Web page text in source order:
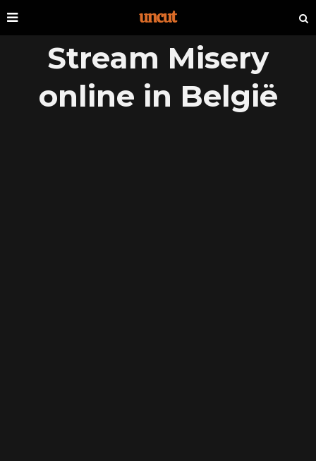
Stream Misery
online in België